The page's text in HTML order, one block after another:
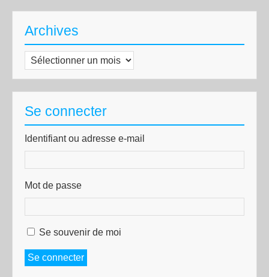
Archives
Archives
Se connecter
Identifiant ou adresse e-mail
Mot de passe
Se souvenir de moi
Se connecter